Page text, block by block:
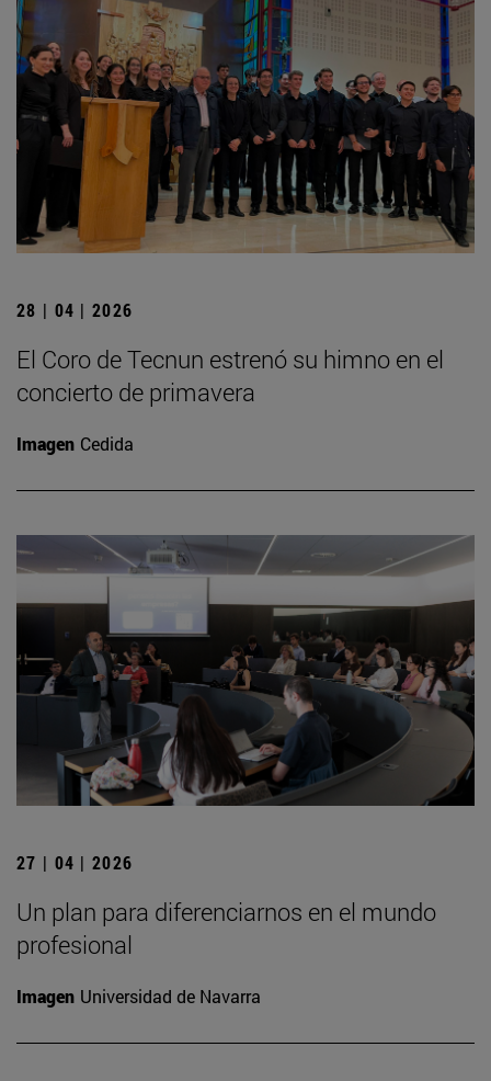
28 | 04 | 2026
El Coro de Tecnun estrenó su himno en el
concierto de primavera
Imagen Cedida
27 | 04 | 2026
Un plan para diferenciarnos en el mundo
profesional
Imagen Universidad de Navarra